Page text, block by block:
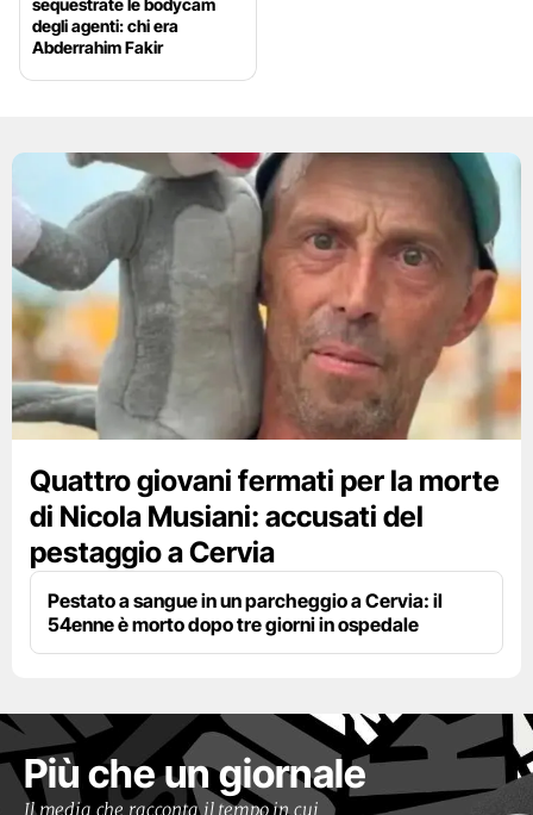
sequestrate le bodycam
degli agenti: chi era
Abderrahim Fakir
Quattro giovani fermati per la morte
di Nicola Musiani: accusati del
pestaggio a Cervia
Pestato a sangue in un parcheggio a Cervia: il
54enne è morto dopo tre giorni in ospedale
Più che un giornale
Il media che racconta il tempo in cui